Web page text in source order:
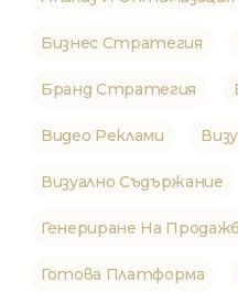
Бизнес Стратегия
Бранд Стратегия
Видео Реклами
Визуално Съдържание
Генериране На
Готова Платформа